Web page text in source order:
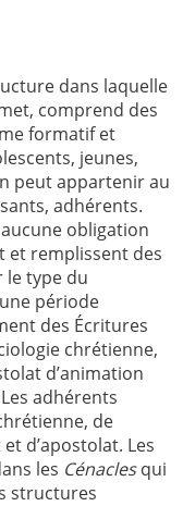
dans laquelle
comprend des
formatif et
jeunes,
peut appartenir au
adhérents.
obligation
et remplissent des
le type du
période
des Écritures
chrétienne,
d’animation
adhérents
de
d’apostolat. Les
les Cénaclesqui
structures